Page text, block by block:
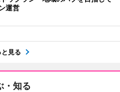
運営
と見る
・知る